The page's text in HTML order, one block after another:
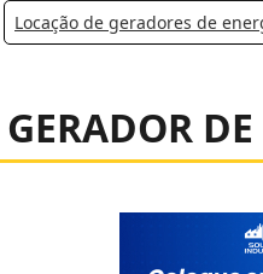
Locação de geradores de
GERADOR